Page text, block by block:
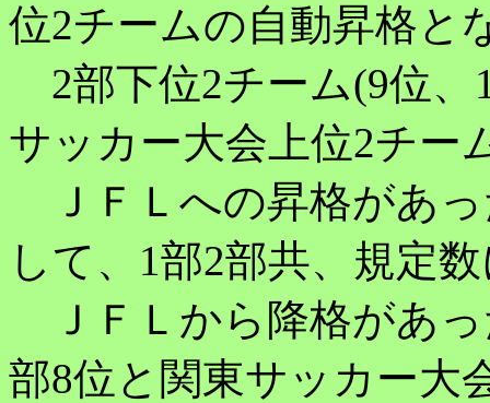
位2チームの自動昇格と
2部下位2チーム(9位、
サッカー大会上位2チー
ＪＦＬへの昇格があ
して、1部2部共、規定
ＪＦＬから降格があっ
部8位と関東サッカー大